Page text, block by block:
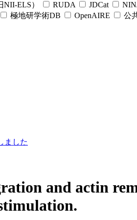
NII-ELS） RUDA JDCat
極地研学術DB OpenAIRE 公
ました
and actin